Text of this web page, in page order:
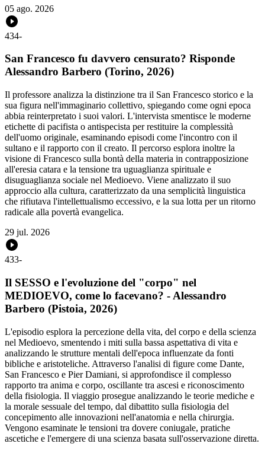
05 ago. 2026
434-
San Francesco fu davvero censurato? Risponde
Alessandro Barbero (Torino, 2026)
Il professore analizza la distinzione tra il San Francesco storico e la
sua figura nell'immaginario collettivo, spiegando come ogni epoca
abbia reinterpretato i suoi valori. L'intervista smentisce le moderne
etichette di pacifista o antispecista per restituire la complessità
dell'uomo originale, esaminando episodi come l'incontro con il
sultano e il rapporto con il creato. Il percorso esplora inoltre la
visione di Francesco sulla bontà della materia in contrapposizione
all'eresia catara e la tensione tra uguaglianza spirituale e
disuguaglianza sociale nel Medioevo. Viene analizzato il suo
approccio alla cultura, caratterizzato da una semplicità linguistica
che rifiutava l'intellettualismo eccessivo, e la sua lotta per un ritorno
radicale alla povertà evangelica.
29 jul. 2026
433-
Il SESSO e l'evoluzione del "corpo" nel
MEDIOEVO, come lo facevano? - Alessandro
Barbero (Pistoia, 2026)
L'episodio esplora la percezione della vita, del corpo e della scienza
nel Medioevo, smentendo i miti sulla bassa aspettativa di vita e
analizzando le strutture mentali dell'epoca influenzate da fonti
bibliche e aristoteliche. Attraverso l'analisi di figure come Dante,
San Francesco e Pier Damiani, si approfondisce il complesso
rapporto tra anima e corpo, oscillante tra ascesi e riconoscimento
della fisiologia. Il viaggio prosegue analizzando le teorie mediche e
la morale sessuale del tempo, dal dibattito sulla fisiologia del
concepimento alle innovazioni nell'anatomia e nella chirurgia.
Vengono esaminate le tensioni tra dovere coniugale, pratiche
ascetiche e l'emergere di una scienza basata sull'osservazione diretta.